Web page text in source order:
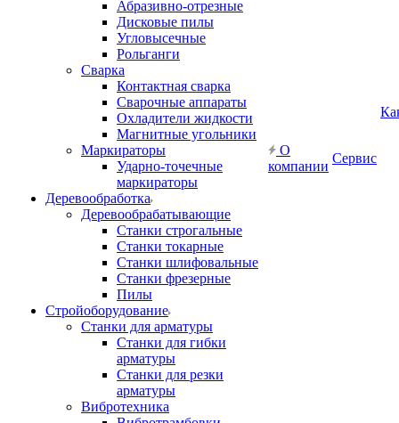
Абразивно-отрезные
Дисковые пилы
Угловысечные
Рольганги
Сварка
Контактная сварка
Сварочные аппараты
Охладители жидкости
Магнитные угольники
Маркираторы
Ударно-точечные
маркираторы
Деревообработка
Деревообрабатывающие
Станки строгальные
Станки токарные
Станки шлифовальные
Станки фрезерные
Пилы
Стройоборудование
Станки для арматуры
Станки для гибки
арматуры
Станки для резки
арматуры
Вибротехника
О
компании
Сервис